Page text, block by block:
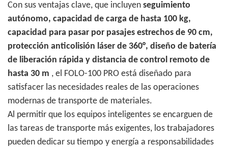
Con sus ventajas clave, que incluyen seguimiento
autónomo, capacidad de carga de hasta 100 kg,
capacidad para pasar por pasajes estrechos de 90 cm,
protección anticolisión láser de 360°, diseño de batería
de liberación rápida y distancia de control remoto de
hasta 30 m , el FOLO-100 PRO está diseñado para
satisfacer las necesidades reales de las operaciones
modernas de transporte de materiales.
Al permitir que los equipos inteligentes se encarguen de
las tareas de transporte más exigentes, los trabajadores
pueden dedicar su tiempo y energía a responsabilidades